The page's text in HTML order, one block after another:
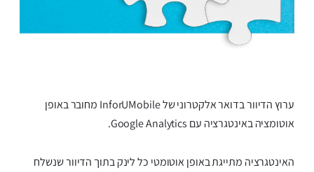
ערוץ הדיוור בדואר אלקטרוני של InforUMobile מחובר באופן
אוטומציה באינטגרציה עם Google Analytics.
האינטגרציה מתייגת באופן אוטומטי כל לינק בתוך הדיוור שנשלח